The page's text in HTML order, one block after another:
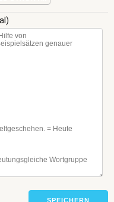
SPEICHERN